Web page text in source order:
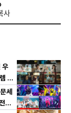
사
우
티
세
드